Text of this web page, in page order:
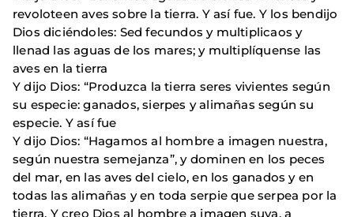
revoloteen aves sobre la tierra. Y así fue. Y los bendijo
Dios diciéndoles: Sed fecundos y multiplicaos y
llenad las aguas de los mares; y multiplíquense las
aves en la tierra
Y dijo Dios: “Produzca la tierra seres vivientes según
su especie: ganados, sierpes y alimañas según su
especie. Y así fue
Y dijo Dios: “Hagamos al hombre a imagen nuestra,
según nuestra semejanza”, y dominen en los peces
del mar, en las aves del cielo, en los ganados y en
todas las alimañas y en toda serpie que serpea por la
tierra. Y creo Dios al hombre a imagen suya, a